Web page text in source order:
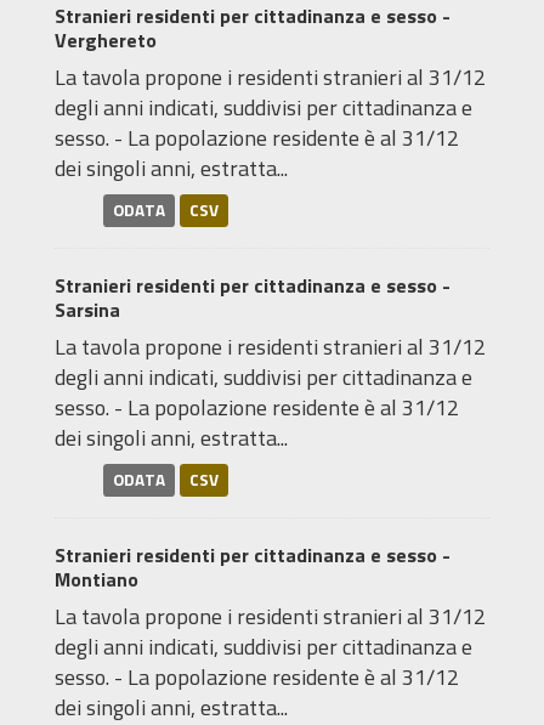
Stranieri residenti per cittadinanza e sesso -
Verghereto
La tavola propone i residenti stranieri al 31/12
degli anni indicati, suddivisi per cittadinanza e
sesso. - La popolazione residente è al 31/12
dei singoli anni, estratta...
ODATA CSV
Stranieri residenti per cittadinanza e sesso -
Sarsina
La tavola propone i residenti stranieri al 31/12
degli anni indicati, suddivisi per cittadinanza e
sesso. - La popolazione residente è al 31/12
dei singoli anni, estratta...
ODATA CSV
Stranieri residenti per cittadinanza e sesso -
Montiano
La tavola propone i residenti stranieri al 31/12
degli anni indicati, suddivisi per cittadinanza e
sesso. - La popolazione residente è al 31/12
dei singoli anni, estratta...